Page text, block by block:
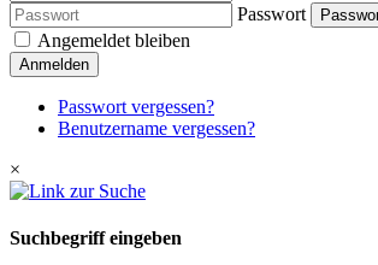
Passwort
Angemeldet bleiben
Anmelden
Passwort vergessen?
Benutzername vergessen?
×
Suchbegriff eingeben